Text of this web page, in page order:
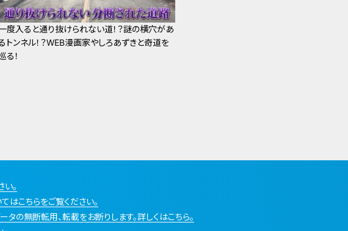
度入ると通り抜けられない道！？謎の横穴があ
トンネル！？WEB漫画家やしろあずきと奇道を
る！
。
はこちらをご覧ください。
の無断転用、転載をお断りします。詳しくはこちら。